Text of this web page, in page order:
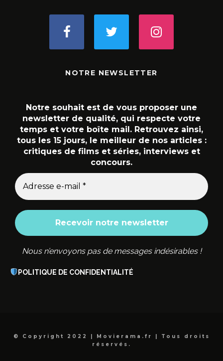
NOTRE NEWSLETTER
Notre souhait est de vous proposer une
newsletter de qualité, qui respecte votre
temps et votre boîte mail. Retrouvez ainsi,
tous les 15 jours, le meilleur de nos articles :
critiques de films et séries, interviews et
concours.
Nous n’envoyons pas de messages indésirables !
POLITIQUE DE CONFIDENTIALITÉ
© Copyright 2022 | Movierama.fr | Tous droits
réservés.